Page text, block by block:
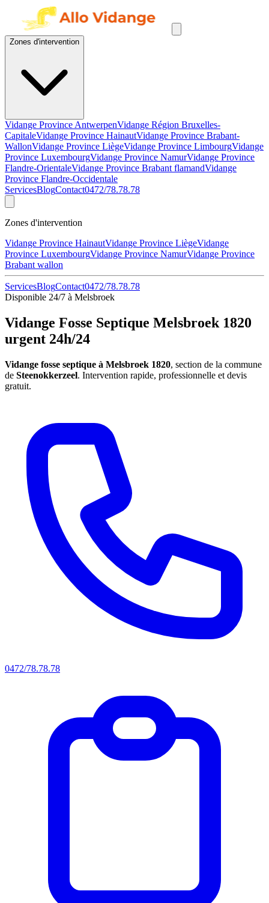
Zones d'intervention
Vidange Province AntwerpenVidange Région Bruxelles-
CapitaleVidange Province HainautVidange Province Brabant-
WallonVidange Province LiègeVidange Province LimbourgVidange
Province LuxembourgVidange Province NamurVidange Province
Flandre-OrientaleVidange Province Brabant flamandVidange
Province Flandre-Occidentale
ServicesBlogContact0472/78.78.78
Zones d'intervention
Vidange Province HainautVidange Province LiègeVidange
Province LuxembourgVidange Province NamurVidange Province
Brabant wallon
ServicesBlogContact0472/78.78.78
Disponible 24/7 à Melsbroek
Vidange Fosse Septique Melsbroek 1820
urgent 24h/24
Vidange fosse septique à Melsbroek 1820, section de la commune
de Steenokkerzeel. Intervention rapide, professionnelle et devis
gratuit.
0472/78.78.78